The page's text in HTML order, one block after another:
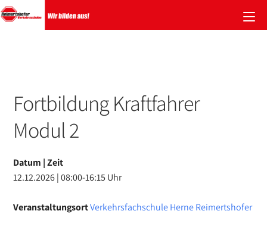
Zum
Inhalt
Fortbildung Kraftfahrer
Modul 2
Datum | Zeit
12.12.2026 | 08:00-16:15 Uhr
VeranstaltungsortVerkehrsfachschule Herne Reimertshofer